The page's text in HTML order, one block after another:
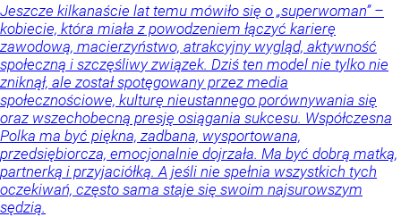
Jeszcze kilkanaście lat temu mówiło się o „superwoman” –
kobiecie, która miała z powodzeniem łączyć karierę
zawodową, macierzyństwo, atrakcyjny wygląd, aktywność
społeczną i szczęśliwy związek. Dziś ten model nie tylko nie
zniknął, ale został spotęgowany przez media
społecznościowe, kulturę nieustannego porównywania się
oraz wszechobecną presję osiągania sukcesu. Współczesna
Polka ma być piękna, zadbana, wysportowana,
przedsiębiorcza, emocjonalnie dojrzała. Ma być dobrą matką,
partnerką i przyjaciółką. A jeśli nie spełnia wszystkich tych
oczekiwań, często sama staje się swoim najsurowszym
sędzią.